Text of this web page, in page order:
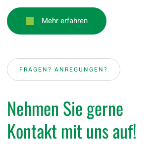
Mehr erfahren
FRAGEN? ANREGUNGEN?
Nehmen Sie gerne
Kontakt mit uns auf!